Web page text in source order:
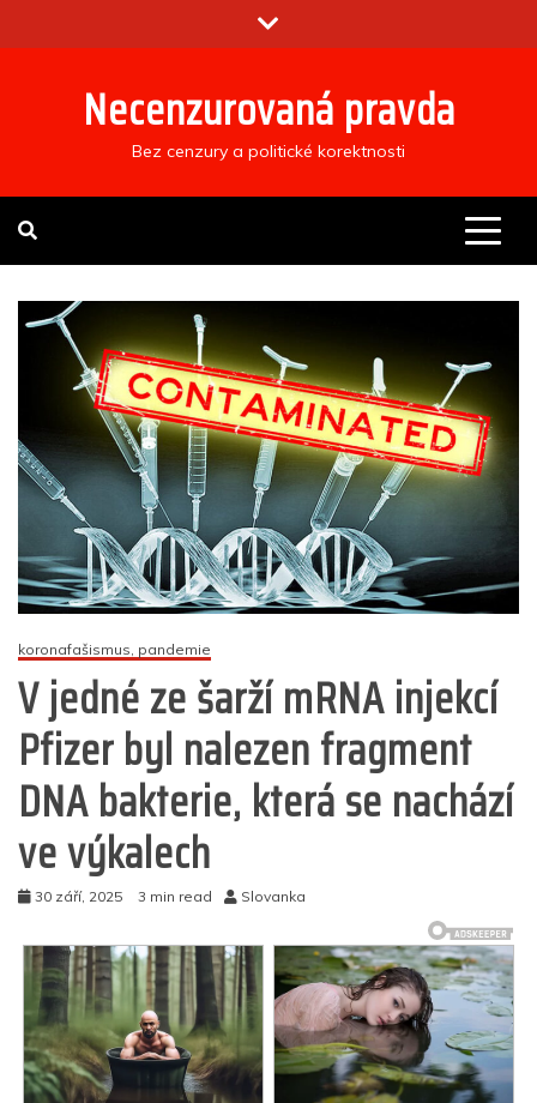
to
Necenzurovaná pravda
Bez cenzury a politické korektnosti
koronafašismus, pandemie
V jedné ze šarží mRNA injekcí
Pfizer byl nalezen fragment
DNA bakterie, která se nachází
ve výkalech
30 září, 2025 3 min read Slovanka